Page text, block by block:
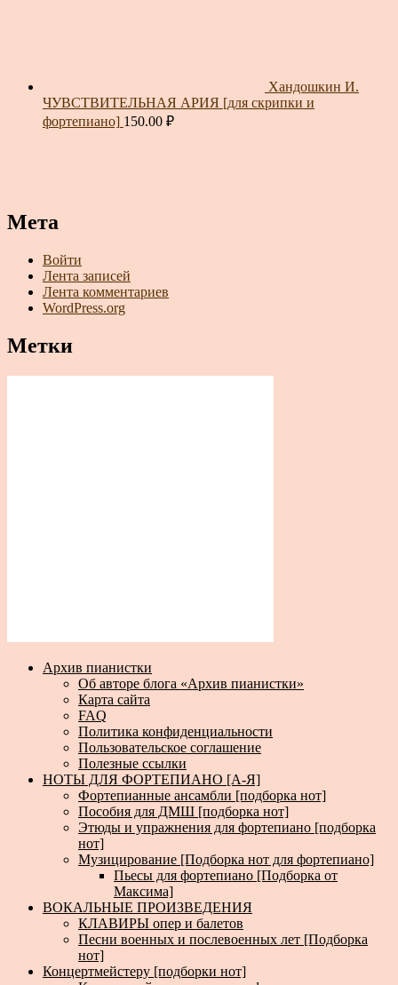
Хандошкин И.
ЧУВСТВИТЕЛЬНАЯ АРИЯ [для скрипки и
фортепиано] 150.00 ₽
Мета
Войти
Лента записей
Лента комментариев
WordPress.org
Метки
Архив пианистки
Об авторе блога «Архив пианистки»
Карта сайта
FAQ
Политика конфиденциальности
Пользовательское соглашение
Полезные ссылки
НОТЫ ДЛЯ ФОРТЕПИАНО [А-Я]
Фортепианные ансамбли [подборка нот]
Пособия для ДМШ [подборка нот]
Этюды и упражнения для фортепиано [подборка
нот]
Музицирование [Подборка нот для фортепиано]
Пьесы для фортепиано [Подборка от
Максима]
ВОКАЛЬНЫЕ ПРОИЗВЕДЕНИЯ
КЛАВИРЫ опер и балетов
Песни военных и послевоенных лет [Подборка
нот]
Концертмейстеру [подборки нот]